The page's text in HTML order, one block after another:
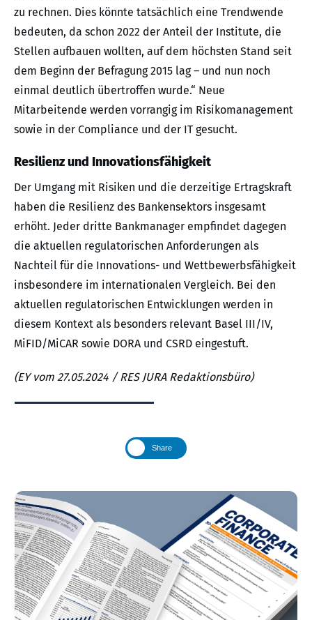
zu rechnen. Dies könnte tatsächlich eine Trendwende
bedeuten, da schon 2022 der Anteil der Institute, die
Stellen aufbauen wollten, auf dem höchsten Stand seit
dem Beginn der Befragung 2015 lag – und nun noch
einmal deutlich übertroffen wurde.“ Neue
Mitarbeitende werden vorrangig im Risikomanagement
sowie in der Compliance und der IT gesucht.
Resilienz und Innovationsfähigkeit
Der Umgang mit Risiken und die derzeitige Ertragskraft
haben die Resilienz des Bankensektors insgesamt
erhöht. Jeder dritte Bankmanager empfindet dagegen
die aktuellen regulatorischen Anforderungen als
Nachteil für die Innovations- und Wettbewerbsfähigkeit
insbesondere im internationalen Vergleich. Bei den
aktuellen regulatorischen Entwicklungen werden in
diesem Kontext als besonders relevant Basel III/IV,
MiFID/MiCAR sowie DORA und CSRD eingestuft.
(EY vom 27.05.2024 / RES JURA Redaktionsbüro)
Share